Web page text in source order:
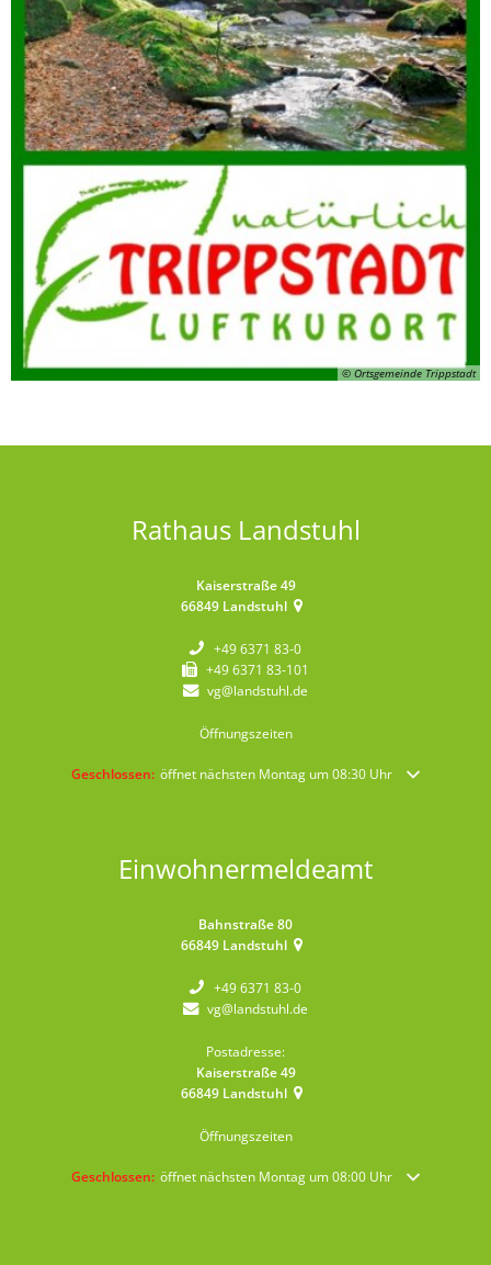
© Ortsgemeinde Trippstadt
Rathaus Landstuhl
Kaiserstraße 49
66849 Landstuhl
+49 6371 83-0
+49 6371 83-101
vg@landstuhl.de
Öffnungszeiten
Klicken, um weitere Öffnungs- oder Schließzeiten auszublenden
Geschlossen: öffnet nächsten Montag um 08:30 Uhr
Einwohnermeldeamt
Bahnstraße 80
66849 Landstuhl
+49 6371 83-0
vg@landstuhl.de
Postadresse:
Kaiserstraße 49
66849 Landstuhl
Öffnungszeiten
Klicken, um weitere Öffnungs- oder Schließzeiten auszublenden
Geschlossen: öffnet nächsten Montag um 08:00 Uhr